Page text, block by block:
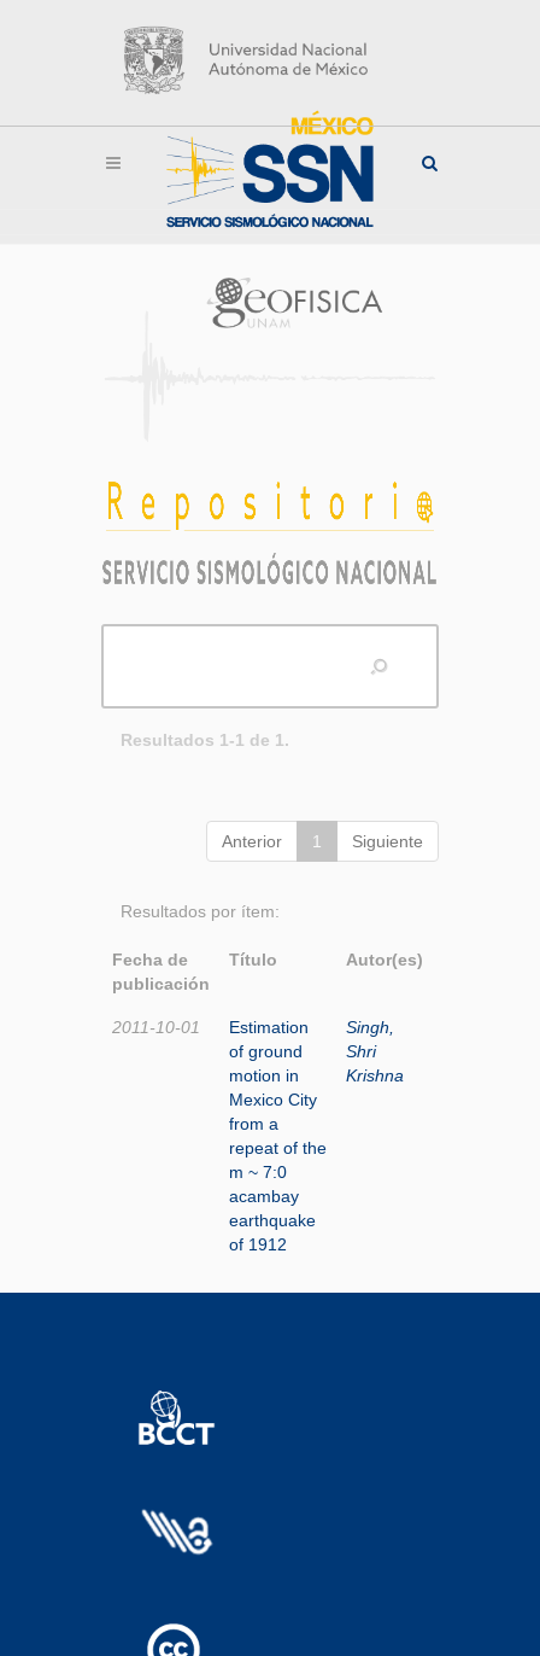
Resultados 1-1 de 1.
Anterior 1 Siguiente
Resultados por ítem:
Fecha de
publicación
Título Autor(es)
2011-10-01
Estimation
of ground
motion in
Mexico City
from a
repeat of the
m ~ 7:0
acambay
earthquake
of 1912
Singh,
Shri
Krishna